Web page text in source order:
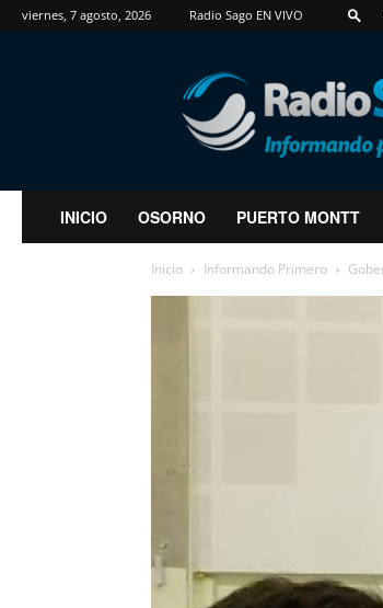
viernes, 7 agosto, 2026 Radio Sago EN VIVO
RadioSago
INICIO OSORNO PUERTO MONTT
Inicio Informando Primero